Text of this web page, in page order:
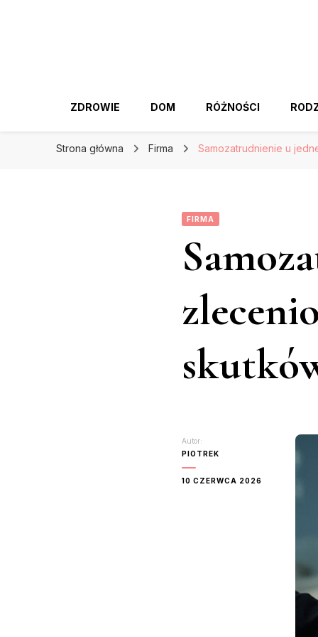
ZDROWIE DOM RÓŻNOŚCI
Strona główna Firma Samozatrudnienie u
FIRMA
Autor:
PIOTREK
10 CZERWCA 2026